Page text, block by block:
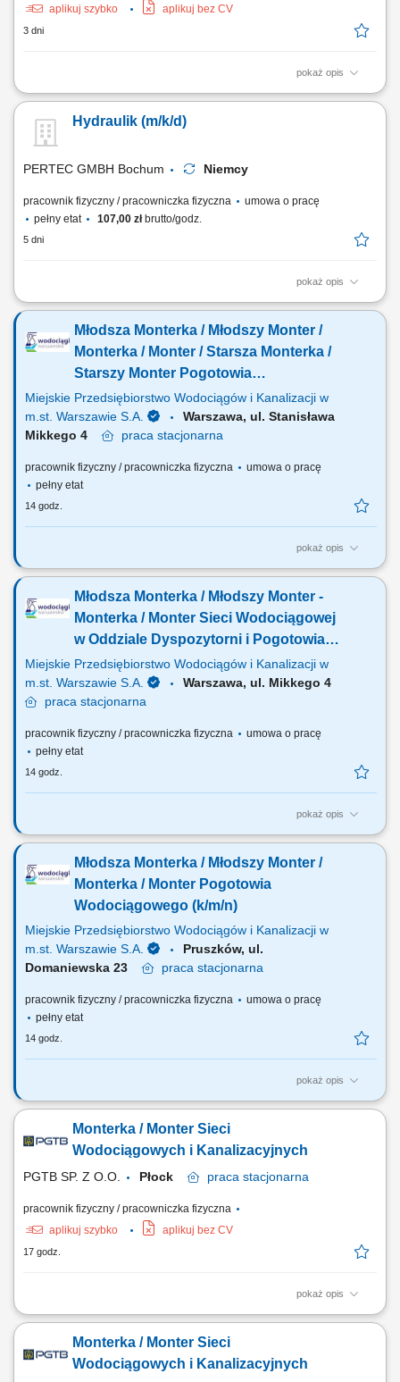
aplikuj szybko aplikuj bez CV
3 dni
pokaż opis
Zakres obowiązków: Montaż i wymiana instalacji wodnych oraz
prysznice, wanny i toalety. Wykonywanie prostych prac montażowych
związanych z realizacją inwestycji. Współpraca z polskojęzycznym i
Hydraulik (m/k/d)
PERTEC GMBH Bochum Niemcy
pracownik fizyczny / pracowniczka fizyczna
umowa o pracę
pełny etat
107,00 złbrutto/godz.
5 dni
pokaż opis
Oferujemy 250€ premii na start ! Twoje obowiązki: Instalacje rurowe,
ogrzewania podłogowego; Instalacja, systemów grzewczych; Czytanie
rysunku technicznego;
Młodsza Monterka / Młodszy Monter /
Monterka / Monter / Starsza Monterka /
Starszy Monter Pogotowia
Wodociągowego (k/m/n)
Miejskie Przedsiębiorstwo Wodociągów i Kanalizacji w
m.st. Warszawie S.A.
Warszawa, ul. Stanisława
Mikkego 4
praca stacjonarna
pracownik fizyczny / pracowniczka fizyczna
umowa o pracę
pełny etat
14 godz.
pokaż opis
Jakie będą Twoje obowiązki? zamykanie i otwieranie zasuw na sieci
powiadamianie Odbiorców wody w związku z planowym lub awaryjnym
wyłączeniem dostawy wody; poruszanie się w czynnym pasie ruchu
drogowego; praca na głębokości i...
Młodsza Monterka / Młodszy Monter -
Monterka / Monter Sieci Wodociągowej
w Oddziale Dyspozytorni i Pogotowia
(k/m/n)
Miejskie Przedsiębiorstwo Wodociągów i Kanalizacji w
m.st. Warszawie S.A.
Warszawa, ul. Mikkego 4
praca stacjonarna
pracownik fizyczny / pracowniczka fizyczna
umowa o pracę
pełny etat
14 godz.
pokaż opis
Główny zakres obowiązków: zamykanie i otwieranie zasuw dla prac
związku z planowym lub awaryjnym wyłączeniem dostawy wody;
poruszanie się w czynnym pasie ruchu drogowego; praca na
głębokości i wysokości powyżej 3m;...
Młodsza Monterka / Młodszy Monter /
Monterka / Monter Pogotowia
Wodociągowego (k/m/n)
Miejskie Przedsiębiorstwo Wodociągów i Kanalizacji w
m.st. Warszawie S.A.
Pruszków, ul.
Domaniewska 23
praca stacjonarna
pracownik fizyczny / pracowniczka fizyczna
umowa o pracę
pełny etat
14 godz.
pokaż opis
Jakie będą Twoje obowiązki? Zamykanie i otwieranie zasuw dla prac
związku z planowym lub awaryjnym wyłączeniem dostawy wody;
Poruszanie się w czynnym pasie ruchu drogowego; Praca na
Monterka / Monter Sieci
Wodociągowych i Kanalizacyjnych
PGTB SP. Z O.O. Płock praca stacjonarna
pracownik fizyczny / pracowniczka fizyczna
aplikuj szybko
aplikuj bez CV
17 godz.
pokaż opis
Wymagania: Mile widziane 2-letnie doświadczenie w robotach wod-kan;
Umiejętność analizy rysunku i dokumentacji technicznej jako dodatkowy
atut; Dobra organizacja pracy w grupie;
Monterka / Monter Sieci
Wodociągowych i Kanalizacyjnych